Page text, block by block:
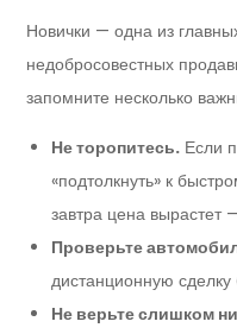
Новички — одна из
недобросовестных
запомните несколько
Не торопитесь. Если
«подтолкнуть» к
завтра цена вырастет
Проверьте
дистанционную
Не верьте слишком